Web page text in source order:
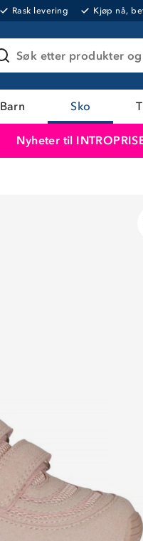
Rask levering Kjøp nå,
Søk etter produkter
Barn Sko
Nyheter til